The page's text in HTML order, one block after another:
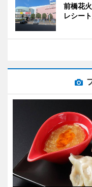
前橋花
レシー